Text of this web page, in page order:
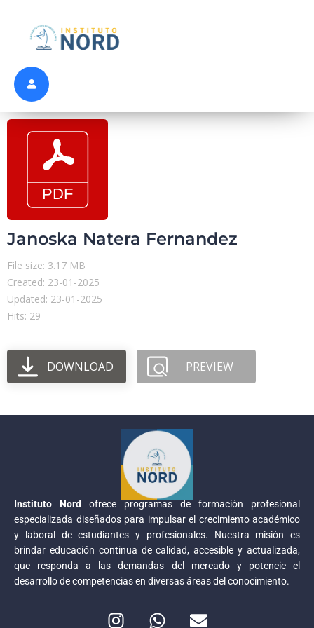
Janoska Natera Fernandez
File size: 3.17 MB
Created: 23-01-2025
Updated: 23-01-2025
Hits: 29
DOWNLOAD PREVIEW
Instituto Nord
ofrece programas de formación profesional
especializada diseñados para impulsar el crecimiento académico
y laboral de estudiantes y profesionales. Nuestra misión es
brindar educación continua de calidad, accesible y actualizada,
que responda a las demandas del mercado y potencie el
desarrollo de competencias en diversas áreas del conocimiento.